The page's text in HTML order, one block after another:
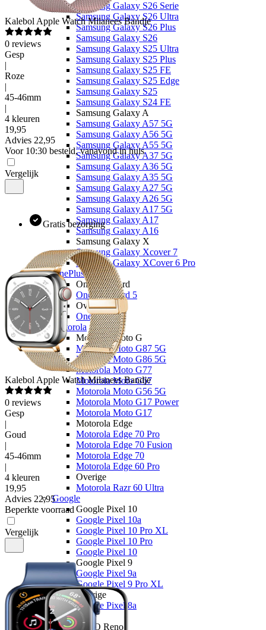
Samsung Galaxy S26 Serie
Samsung Galaxy S26 Ultra
Samsung Galaxy S26 Plus
Samsung Galaxy S26
Samsung Galaxy S25 Ultra
Samsung Galaxy S25 Plus
Samsung Galaxy S25 FE
Samsung Galaxy S25 Edge
Samsung Galaxy S25
Samsung Galaxy S24 FE
Samsung Galaxy A
Samsung Galaxy A57 5G
Samsung Galaxy A56 5G
Samsung Galaxy A55 5G
Samsung Galaxy A37 5G
Samsung Galaxy A36 5G
Samsung Galaxy A35 5G
Samsung Galaxy A27 5G
Samsung Galaxy A26 5G
Samsung Galaxy A17 5G
Samsung Galaxy A17
Samsung Galaxy A16
Samsung Galaxy X
Samsung Galaxy Xcover 7
Samsung Galaxy XCover 6 Pro
OnePlus
OnePlus Nord
OnePlus Nord 5
Overige
OnePlus 15
Motorola
Motorola Moto G
Motorola Moto G87 5G
Motorola Moto G86 5G
Motorola Moto G77
Motorola Moto G67
Motorola Moto G56 5G
Motorola Moto G17 Power
Motorola Moto G17
Motorola Edge
Motorola Edge 70 Pro
Motorola Edge 70 Fusion
Motorola Edge 70
Motorola Edge 60 Pro
Overige
Motorola Razr 60 Ultra
Google
Google Pixel 10
Google Pixel 10a
Google Pixel 10 Pro XL
Google Pixel 10 Pro
Google Pixel 10
Google Pixel 9
Google Pixel 9a
Google Pixel 9 Pro XL
Overige
Google Pixel 8a
OPPO
OPPO Reno
Kalebol Apple Watch Milanees Bandje
0 reviews
Gesp
|
Roze
|
45-46mm
|
4 kleuren
19,95
Advies 22,95
Voor 10:30 besteld, vanavond in huis
Vergelijk
Gratis bezorging
Kalebol Apple Watch Milanees Bandje
0 reviews
Gesp
|
Goud
|
45-46mm
|
4 kleuren
19,95
Advies 22,95
Beperkte voorraad
Vergelijk